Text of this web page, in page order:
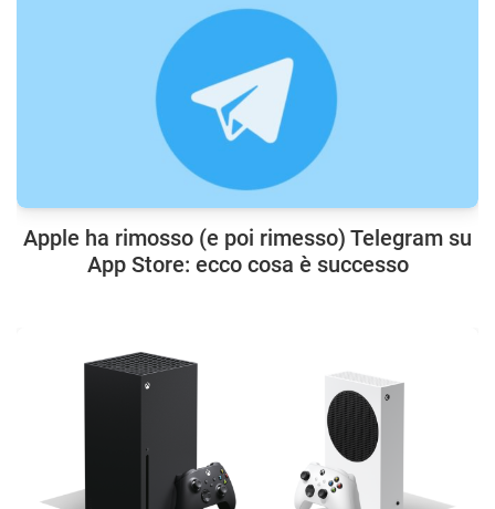
Apple ha rimosso (e poi rimesso) Telegram su
App Store: ecco cosa è successo